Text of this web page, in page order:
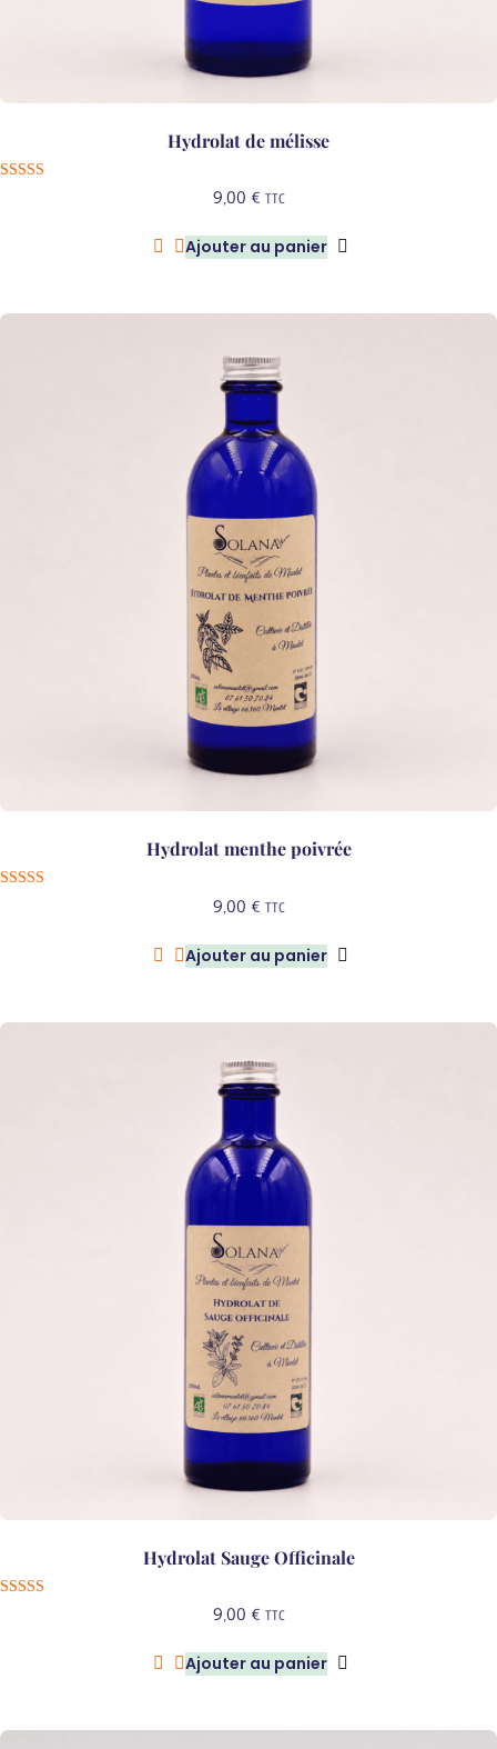
Hydrolat de mélisse
9,00 € TTC
Ajouter au panier
Hydrolat menthe poivrée
9,00 € TTC
Ajouter au panier
Hydrolat Sauge Officinale
9,00 € TTC
Ajouter au panier